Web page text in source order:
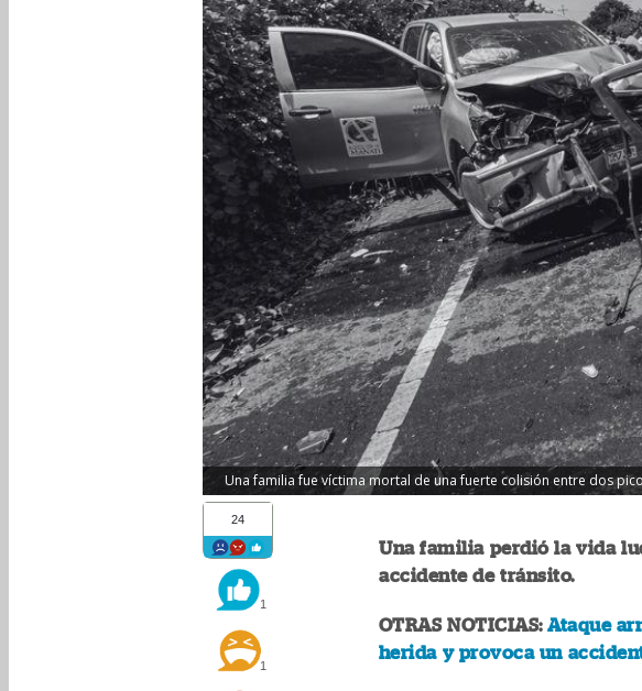
Una familia fue víctima mortal de una fuerte colisión entre dos
24
1
1
Una familia perdió la vida
accidente de tránsito.
OTRAS NOTICIAS:Ataque
herida y provoca un